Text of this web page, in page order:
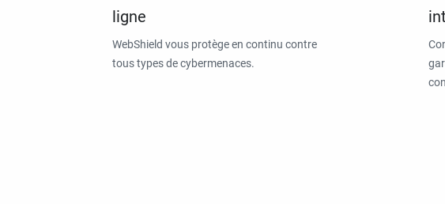
ligne
WebShield vous protège en continu contre
tous types de cybermenaces.